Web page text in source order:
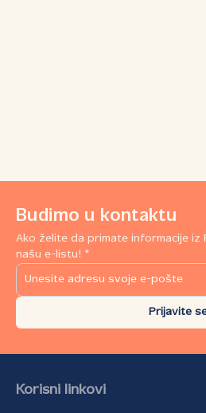
Budimo u kontaktu
Ako želite da primate informacije iz
našu e-listu! *
Prijavite
Korisni linkovi